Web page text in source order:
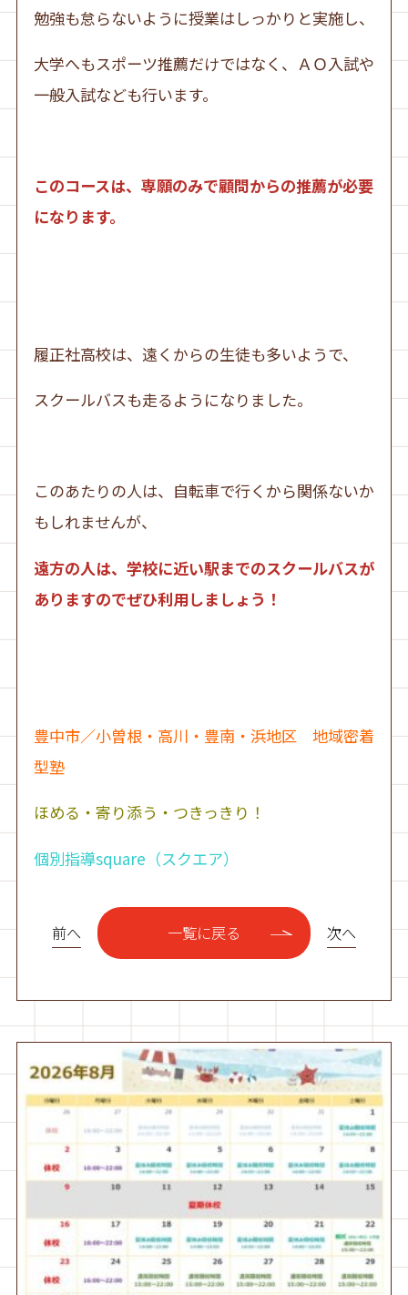
勉強も怠らないように授業はしっかりと実施し、
大学へもスポーツ推薦だけではなく、ＡＯ入試や
一般入試なども行います。
このコースは、専願のみで顧問からの推薦が必要
になります。
履正社高校は、遠くからの生徒も多いようで、
スクールバスも走るようになりました。
このあたりの人は、自転車で行くから関係ないか
もしれませんが、
遠方の人は、学校に近い駅までのスクールバスが
ありますのでぜひ利用しましょう！
豊中市／小曽根・高川・豊南・浜地区 地域密着
型塾
ほめる・寄り添う・つきっきり！
個別指導square（スクエア）
前へ 一覧に戻る 次へ